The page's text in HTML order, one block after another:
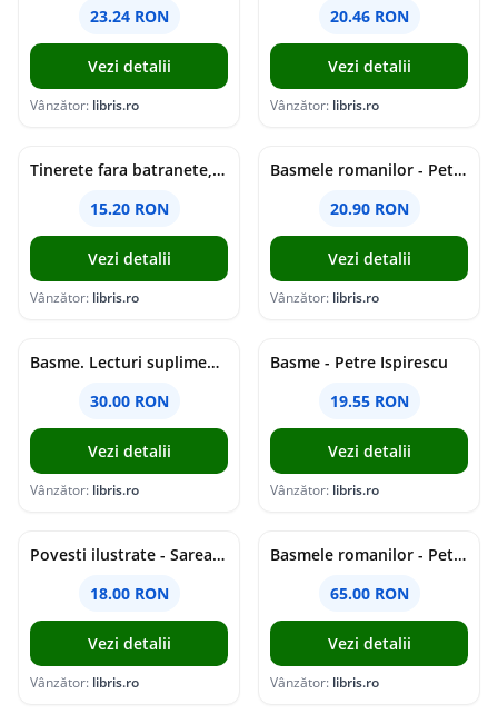
23.24 RON
Vezi detalii
Vânzător: libris.ro
20.46 RON
Vezi detalii
Vânzător: libris.ro
Tinerete fara batranete, Praslea cel voinic - Petre Ispirescu
15.20 RON
Vezi detalii
Vânzător: libris.ro
Basmele romanilor - Petre Ispirescu
20.90 RON
Vezi detalii
Vânzător: libris.ro
Basme. Lecturi suplimentare - Petre Ispirescu
30.00 RON
Vezi detalii
Vânzător: libris.ro
Basme - Petre Ispirescu
19.55 RON
Vezi detalii
Vânzător: libris.ro
Povesti ilustrate - Sarea in bucate - Petre Ispirescu
18.00 RON
Vezi detalii
Vânzător: libris.ro
Basmele romanilor - Petre Ispirescu
65.00 RON
Vezi detalii
Vânzător: libris.ro